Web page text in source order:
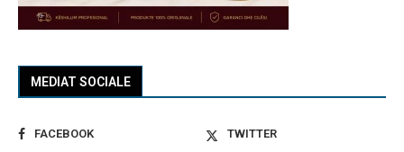
MEDIAT SOCIALE
FACEBOOK
TWITTER